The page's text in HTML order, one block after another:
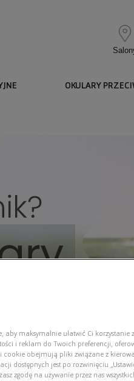
OKULARY
aby maksymalnie ułatwić Ci korzystanie
i reklam do Twoich preferencji,
cookie obejmują pliki związane z
dostępnych jest po rozwinięciu
zgodę na używanie przez nas